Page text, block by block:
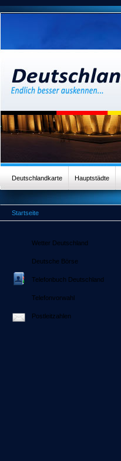
Deutschlandkarte Hauptstädte
Startseite
Wetter Deutschland
Deutsche Börse
Telefonbuch Deutschland
Telefonvorwahl
Postleitzahlen